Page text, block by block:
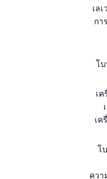
เล
กา
โ
เ
เค
โ
ควา